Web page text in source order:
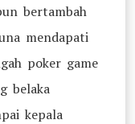
bertambah
mendapati
poker game
belaka
kepala